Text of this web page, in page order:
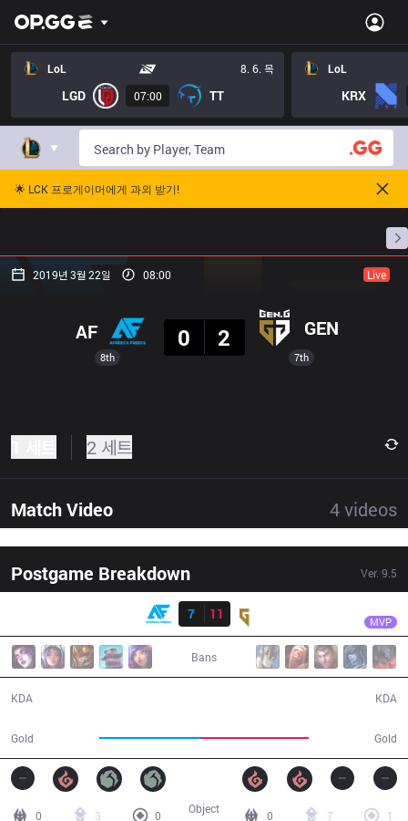
LoL 8. 6. 목
LGD 07:00 TT
LoL
KRX
🌟 LCK 프로게이머에게 과외 받기!
프로빌
2019년 3월 22일 08:00 Live
8th
AF
0
2 GEN
7th
2 세트
Match Video 4videos
Postgame Breakdown Ver. 9.5
7
11 MVP
Bans
KDA
Gold Gold
KDA
0 3
0
0 7
1
Object